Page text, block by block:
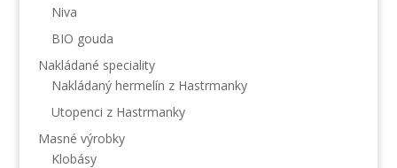
Niva
BIO gouda
Nakládané speciality
Nakládaný hermelín z Hastrmanky
Utopenci z Hastrmanky
Masné výrobky
Klobásy